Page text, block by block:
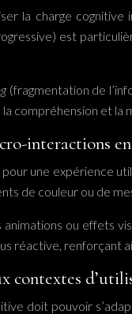
la charge
est
(fragmentation de
compréhension et la
interactions
une expérience
de couleur ou de
ou effets
réactive, renforçant
contextes
doit pouvoir